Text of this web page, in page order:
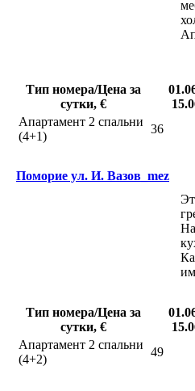
Тип номера/Цена за
сутки, €
Апартамент 2 спальни
(4+1)
36
Поморие ул. И. Вазов_mez
Тип номера/Цена за
сутки, €
Апартамент 2 спальни
(4+2)
49